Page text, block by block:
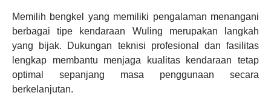
Memilih bengkel yang memiliki pengalaman menangani
berbagai tipe kendaraan Wuling merupakan langkah
yang bijak. Dukungan teknisi profesional dan fasilitas
lengkap membantu menjaga kualitas kendaraan tetap
optimal sepanjang masa penggunaan secara
berkelanjutan.